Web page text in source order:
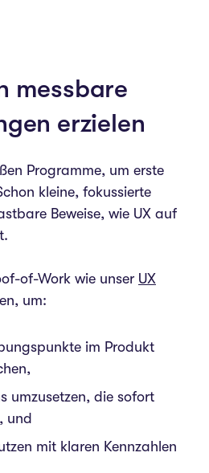
messbare
erzielen
Programme, um erste
kleine, fokussierte
Beweise, wie UX auf
of-Work wie unser UX
um:
im Produkt
umzusetzen, die sofort
und
mit klaren Kennzahlen